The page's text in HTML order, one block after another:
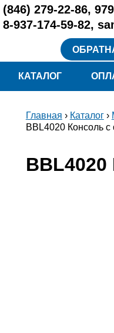
(846) 279-22-86,
8-937-174-59-82,
КАТАЛОГ
Вы здесь
Главная › Каталог›
BBL4020 Консоль с
BBL4020